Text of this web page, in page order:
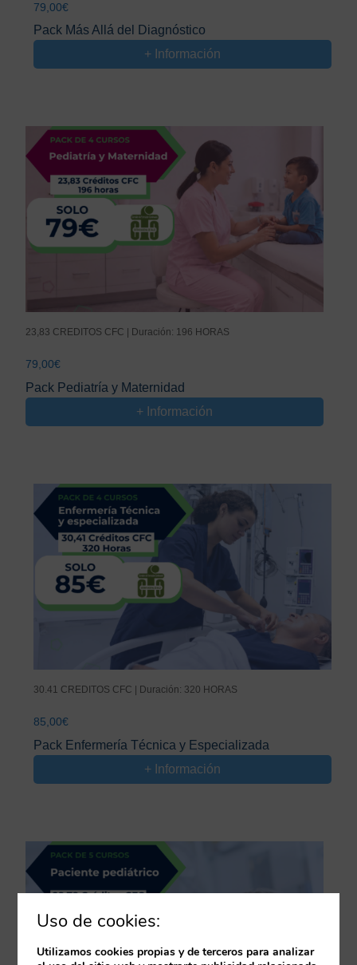
79,00€
Pack Más Allá del Diagnóstico
+ Información
23,83 CREDITOS CFC | Duración: 196 HORAS
79,00€
Pack Pediatría y Maternidad
+ Información
30.41 CREDITOS CFC | Duración: 320 HORAS
85,00€
Pack Enfermería Técnica y Especializada
+ Información
Uso de cookies:
Utilizamos cookies propias y de terceros para analizar